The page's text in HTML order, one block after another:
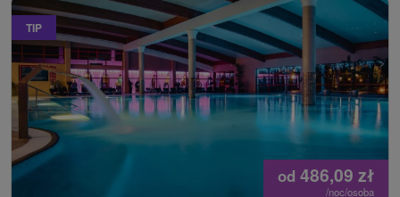
TIP
od 486,09 zł
/noc/osoba